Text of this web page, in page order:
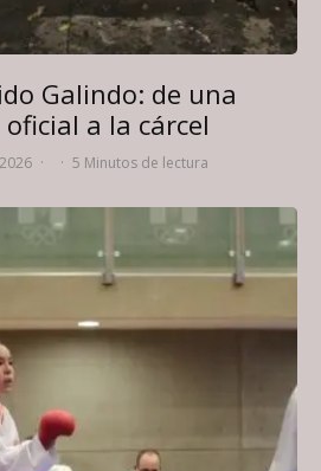
Galindo: de una
a la cárcel
· · 5 Minutos de lectura